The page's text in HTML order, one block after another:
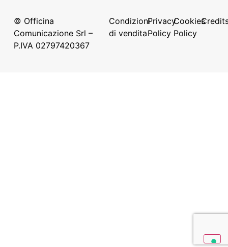
© Officina
Comunicazione Srl –
P.IVA 02797420367
Condizioni
di vendita
Privacy
Policy
Cookies
Policy